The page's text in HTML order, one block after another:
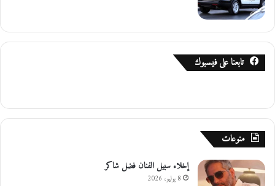
تابعنا على فيسبوك
منوعات
إخلاء سبيل الفنان فضل شاكر
8 يوليو، 2026